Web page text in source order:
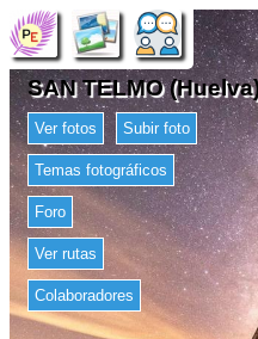
SAN TELMO
Ver fotos Subir foto
Temas fotográficos
Foro
Ver rutas
Colaboradores